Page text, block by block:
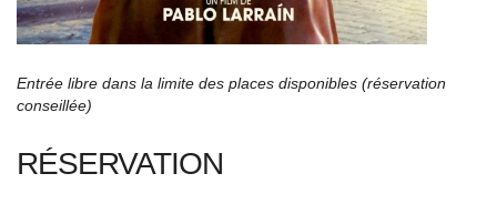
Entrée libre dans la limite des places disponibles (réservation
conseillée)
RÉSERVATION